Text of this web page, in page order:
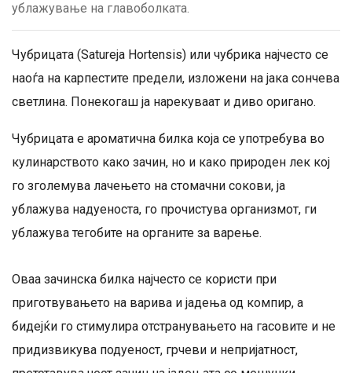
ублажување на главоболката.
Чубрицата (Satureja Hortensis) или чубрика најчесто се
наоѓа на карпестите предели, изложени на јака сончева
светлина. Понекогаш ја нарекуваат и диво оригано.
Чубрицата е ароматична билка која се употребува во
кулинарството како зачин, но и како природен лек кој
го зголемува лачењето на стомачни сокови, ја
ублажува надуеноста, го прочистува организмот, ги
ублажува тегобите на органите за варење.
Оваа зачинска билка најчесто се користи при
приготвувањето на варива и јадења од компир, а
бидејќи го стимулира отстранувањето на гасовите и не
придизвикува подуеност, грчеви и непријатност,